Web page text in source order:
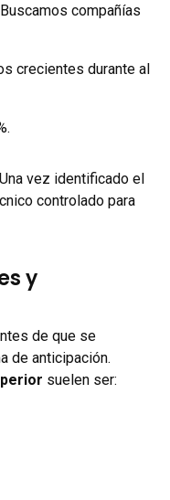
compañías
crecientes durante al
vez identificado el
controlado para
y
de que se
de anticipación.
suelen ser: